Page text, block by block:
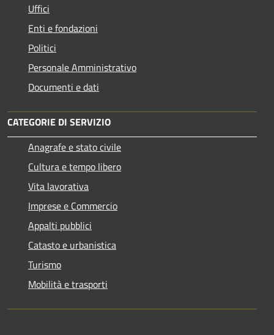
Uffici
Enti e fondazioni
Politici
Personale Amministrativo
Documenti e dati
CATEGORIE DI SERVIZIO
Anagrafe e stato civile
Cultura e tempo libero
Vita lavorativa
Imprese e Commercio
Appalti pubblici
Catasto e urbanistica
Turismo
Mobilità e trasporti